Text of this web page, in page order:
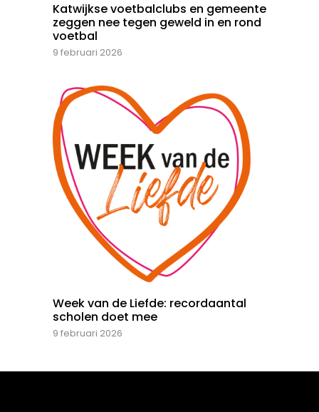
Katwijkse voetbalclubs en gemeente
zeggen nee tegen geweld in en rond
voetbal
9 februari 2026
Week van de Liefde: recordaantal
scholen doet mee
9 februari 2026